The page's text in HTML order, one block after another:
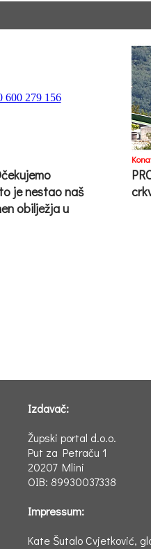
je nestao naš
obilježja u
Izdavač:
Župski portal d.o.o.
Put za Petraču 1
20207 Mlini
OIB: 89930037338
Impressum:
Kate Šutalo Cvjetković,